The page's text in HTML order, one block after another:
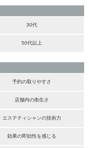
30代
50代以上
予約の取りやすさ
店舗内の衛生さ
エステティシャンの技術力
効果の即効性を感じる